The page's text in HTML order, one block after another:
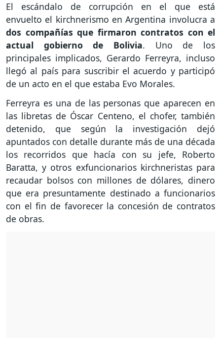
El escándalo de corrupción en el que está
envuelto el kirchnerismo en Argentina involucra a
dos compañías que firmaron contratos con el
actual gobierno de Bolivia. Uno de los
principales implicados, Gerardo Ferreyra, incluso
llegó al país para suscribir el acuerdo y participó
de un acto en el que estaba Evo Morales.
Ferreyra es una de las personas que aparecen en
las libretas de Óscar Centeno, el chofer, también
detenido, que según la investigación dejó
apuntados con detalle durante más de una década
los recorridos que hacía con su jefe, Roberto
Baratta, y otros exfuncionarios kirchneristas para
recaudar bolsos con millones de dólares, dinero
que era presuntamente destinado a funcionarios
con el fin de favorecer la concesión de contratos
de obras.